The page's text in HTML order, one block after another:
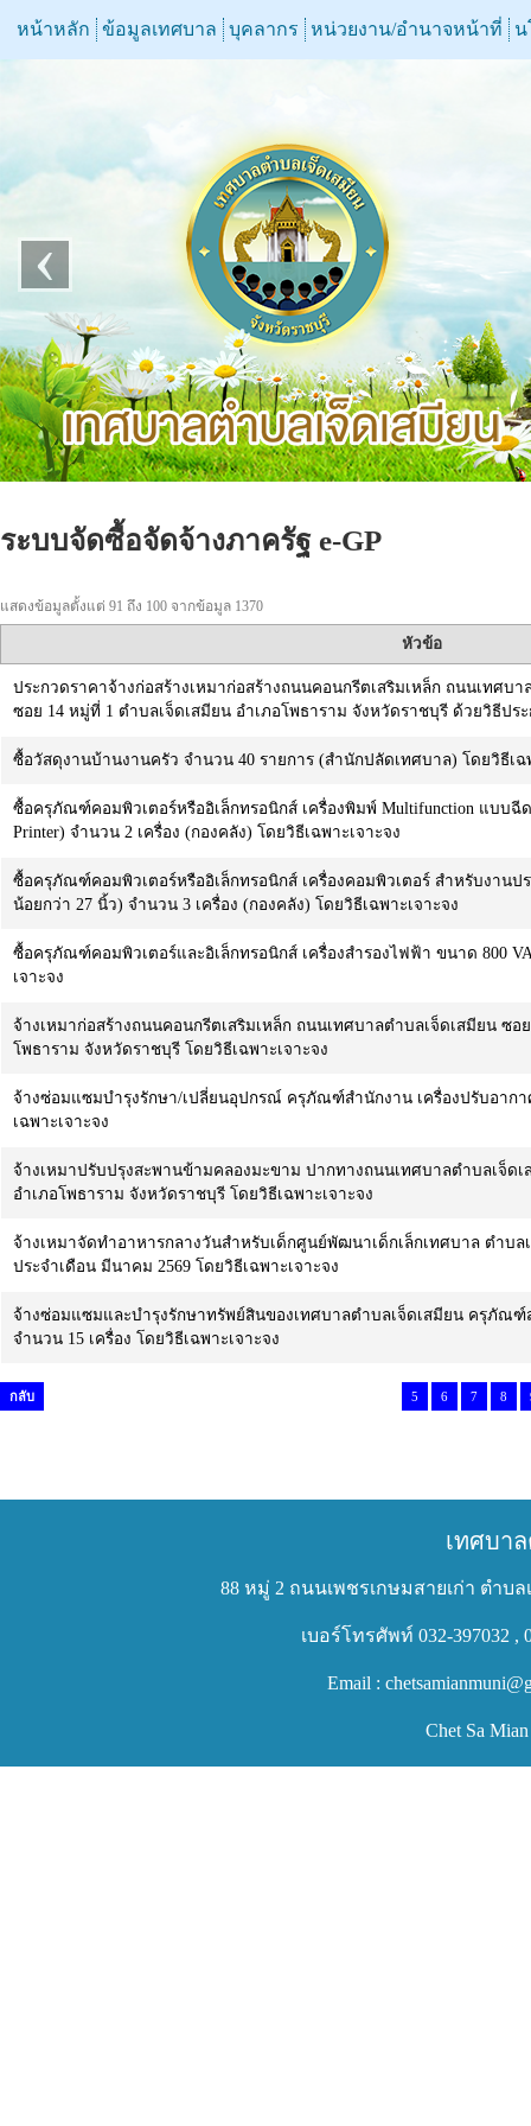
หน้าหลัก ข้อมูลเทศบาล บุคลากร หน่วยงาน/อำนาจหน้าที่ น
‹
ระบบจัดซื้อจัดจ้างภาครัฐ e-GP
แสดงข้อมูลตั้งแต่ 91 ถึง 100 จากข้อมูล 1370
หัวข้อ
ประกวดราคาจ้างก่อสร้างเหมาก่อสร้างถนนคอนกรีตเสริมเหล็ก ถนนเทศบ
ซอย 14 หมู่ที่ 1 ตำบลเจ็ดเสมียน อำเภอโพธาราม จังหวัดราชบุรี ด้วยวิธีปร
ซื้อวัสดุงานบ้านงานครัว จำนวน 40 รายการ (สำนักปลัดเทศบาล) โดยวิธีเฉ
ซื้อครุภัณฑ์คอมพิวเตอร์หรืออิเล็กทรอนิกส์ เครื่องพิมพ์ Multifunction แบบ
Printer) จำนวน 2 เครื่อง (กองคลัง) โดยวิธีเฉพาะเจาะจง
ซื้อครุภัณฑ์คอมพิวเตอร์หรืออิเล็กทรอนิกส์ เครื่องคอมพิวเตอร์ สำหรับงาน
น้อยกว่า 27 นิ้ว) จำนวน 3 เครื่อง (กองคลัง) โดยวิธีเฉพาะเจาะจง
ซื้อครุภัณฑ์คอมพิวเตอร์และอิเล็กทรอนิกส์ เครื่องสำรองไฟฟ้า ขนาด 800
เจาะจง
จ้างเหมาก่อสร้างถนนคอนกรีตเสริมเหล็ก ถนนเทศบาลตำบลเจ็ดเสมียน ซ
โพธาราม จังหวัดราชบุรี โดยวิธีเฉพาะเจาะจง
จ้างซ่อมแซมบำรุงรักษา/เปลี่ยนอุปกรณ์ ครุภัณฑ์สำนักงาน เครื่องปรับอาก
เฉพาะเจาะจง
จ้างเหมาปรับปรุงสะพานข้ามคลองมะขาม ปากทางถนนเทศบาลตำบลเจ็ด
อำเภอโพธาราม จังหวัดราชบุรี โดยวิธีเฉพาะเจาะจง
จ้างเหมาจัดทำอาหารกลางวันสำหรับเด็กศูนย์พัฒนาเด็กเล็กเทศบาล ตำบล
ประจำเดือน มีนาคม 2569 โดยวิธีเฉพาะเจาะจง
จ้างซ่อมแซมและบำรุงรักษาทรัพย์สินของเทศบาลตำบลเจ็ดเสมียน ครุภัณ
จำนวน 15 เครื่อง โดยวิธีเฉพาะเจาะจง
กลับ 5 6 7 8
เทศบา
88 หมู่ 2 ถนนเพชรเกษมสายเก่า ตำบ
เบอร์โทรศัพท์ 032-397032 ,
Email :
Chet Sa